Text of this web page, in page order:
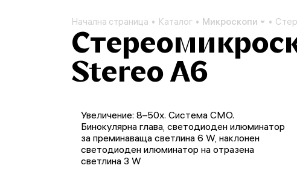
Начална страница Каталог Микроскопи
Stereo A6
Увеличение: 8–50x. Система CMO.
Бинокулярна глава, светодиоден илюминатор
за преминаваща светлина 6 W, наклонен
светодиоден илюминатор на отразена
светлина 3 W